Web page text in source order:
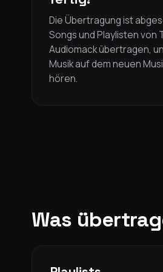
Die Übertragung ist
Songs und Playlisten von
Audiomack übertragen,
Musik auf dem neuen
hören.
Was